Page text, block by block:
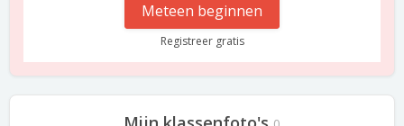
Meteen beginnen
Registreer gratis